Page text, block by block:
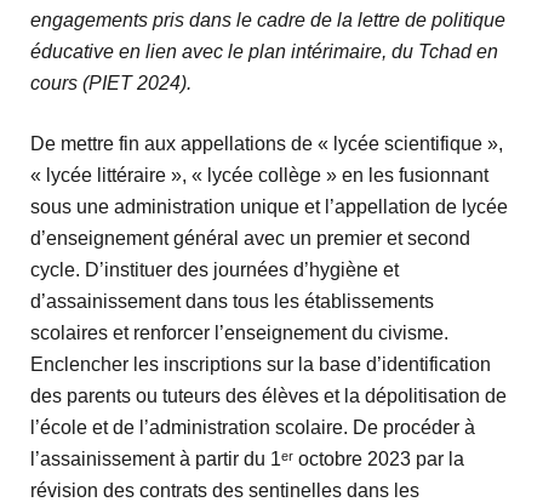
engagements pris dans le cadre de la lettre de politique
éducative en lien avec le plan intérimaire, du Tchad en
cours (PIET 2024).
De mettre fin aux appellations de « lycée scientifique »,
« lycée littéraire », « lycée collège » en les fusionnant
sous une administration unique et l’appellation de lycée
d’enseignement général avec un premier et second
cycle. D’instituer des journées d’hygiène et
d’assainissement dans tous les établissements
scolaires et renforcer l’enseignement du civisme.
Enclencher les inscriptions sur la base d’identification
des parents ou tuteurs des élèves et la dépolitisation de
l’école et de l’administration scolaire. De procéder à
l’assainissement à partir du 1ᵉʳ octobre 2023 par la
révision des contrats des sentinelles dans les